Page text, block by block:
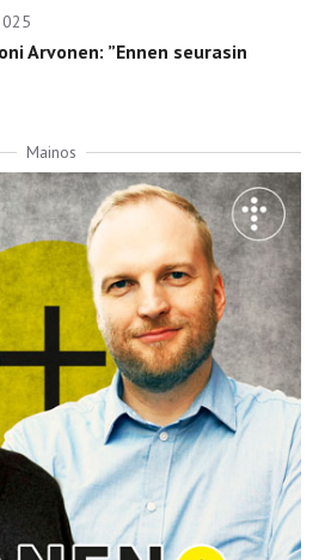
Arvonen: ”Ennen seurasin
Mainos